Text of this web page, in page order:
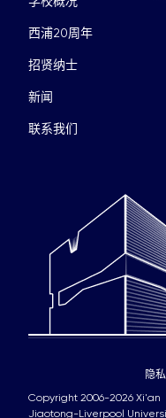
西浦20周年
招贤纳士
新闻
联系我们
Copyright 2006-2026 Xi'an
Jiaotong-Liverpool
隐私